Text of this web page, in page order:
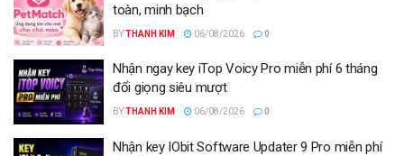
toàn, minh bạch
BYTHANH KIM 06/08/2026 0
Nhận ngay key iTop Voicy Pro miễn phí 6 tháng
đổi giọng siêu mượt
BYTHANH KIM 06/08/2026 0
Nhận key IObit Software Updater 9 Pro miễn phí